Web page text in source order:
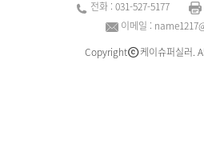
전화 : 031-527-5177
이메일 :
Copyright
케이슈퍼실러.